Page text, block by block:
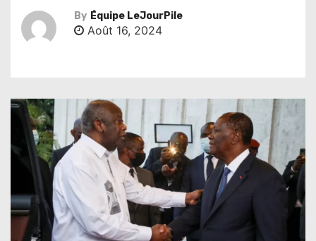
By Équipe LeJourPile
Août 16, 2024